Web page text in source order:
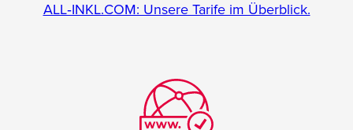
ALL‑INKL.COM: Unsere Tarife im Überblick.